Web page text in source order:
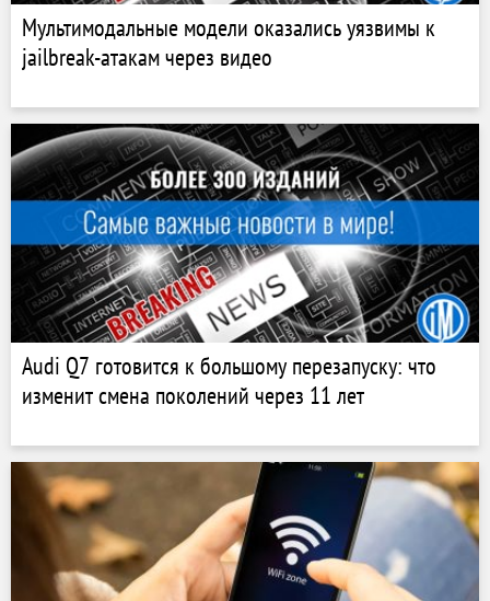
Мультимодальные модели оказались уязвимы к
jailbreak-атакам через видео
Audi Q7 готовится к большому перезапуску: что
изменит смена поколений через 11 лет